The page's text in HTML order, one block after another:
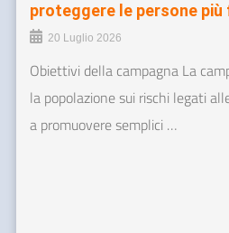
proteggere le persone
20 Luglio 2026
Obiettivi della campagna La
la popolazione sui rischi legati
a promuovere semplici …